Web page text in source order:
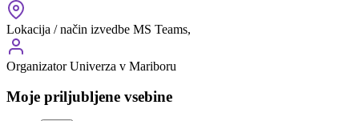
Lokacija / način izvedbe MS Teams,
OrganizatorUniverza v Mariboru
Moje priljubljene vsebine